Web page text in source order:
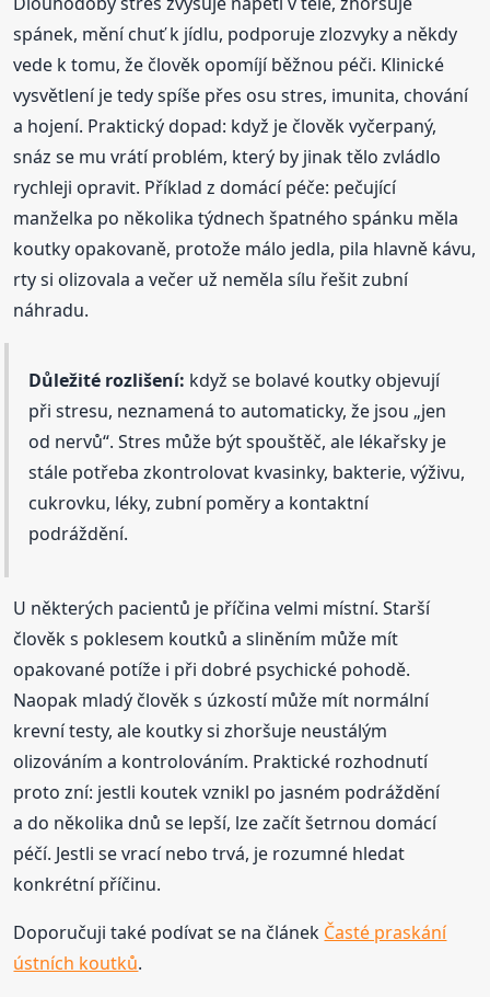
spánek, mění chuť k jídlu, podporuje zlozvyky a někdy
vede k tomu, že člověk opomíjí běžnou péči. Klinické
vysvětlení je tedy spíše přes osu stres, imunita, chování
a hojení. Praktický dopad: když je člověk vyčerpaný,
snáz se mu vrátí problém, který by jinak tělo zvládlo
rychleji opravit. Příklad z domácí péče: pečující
manželka po několika týdnech špatného spánku měla
koutky opakovaně, protože málo jedla, pila hlavně kávu,
rty si olizovala a večer už neměla sílu řešit zubní
náhradu.
Důležité rozlišení: když se bolavé koutky objevují
při stresu, neznamená to automaticky, že jsou „jen
od nervů“. Stres může být spouštěč, ale lékařsky je
stále potřeba zkontrolovat kvasinky, bakterie, výživu,
cukrovku, léky, zubní poměry a kontaktní
podráždění.
U některých pacientů je příčina velmi místní. Starší
člověk s poklesem koutků a sliněním může mít
opakované potíže i při dobré psychické pohodě.
Naopak mladý člověk s úzkostí může mít normální
krevní testy, ale koutky si zhoršuje neustálým
olizováním a kontrolováním. Praktické rozhodnutí
proto zní: jestli koutek vznikl po jasném podráždění
a do několika dnů se lepší, lze začít šetrnou domácí
péčí. Jestli se vrací nebo trvá, je rozumné hledat
konkrétní příčinu.
Doporučuji také podívat se na článek Časté praskání
ústních koutků.